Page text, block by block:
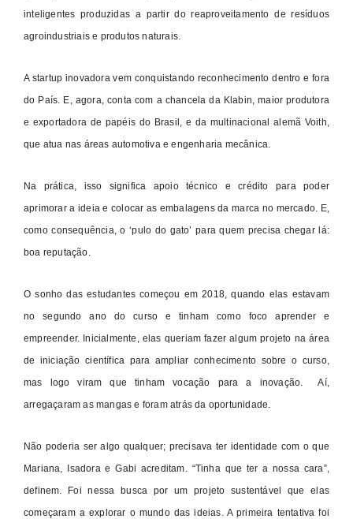
inteligentes produzidas a partir do reaproveitamento de resíduos
agroindustriais e produtos naturais.
A startup inovadora vem conquistando reconhecimento dentro e fora
do País. E, agora, conta com a chancela da Klabin, maior produtora
e exportadora de papéis do Brasil, e da multinacional alemã Voith,
que atua nas áreas automotiva e engenharia mecânica.
Na prática, isso significa apoio técnico e crédito para poder
aprimorar a ideia e colocar as embalagens da marca no mercado. E,
como consequência, o ‘pulo do gato’ para quem precisa chegar lá:
boa reputação.
O sonho das estudantes começou em 2018, quando elas estavam
no segundo ano do curso e tinham como foco aprender e
empreender. Inicialmente, elas queriam fazer algum projeto na área
de iniciação científica para ampliar conhecimento sobre o curso,
mas logo viram que tinham vocação para a inovação. Aí,
arregaçaram as mangas e foram atrás da oportunidade.
Não poderia ser algo qualquer; precisava ter identidade com o que
Mariana, Isadora e Gabi acreditam. “Tinha que ter a nossa cara”,
definem. Foi nessa busca por um projeto sustentável que elas
começaram a explorar o mundo das ideias. A primeira tentativa foi